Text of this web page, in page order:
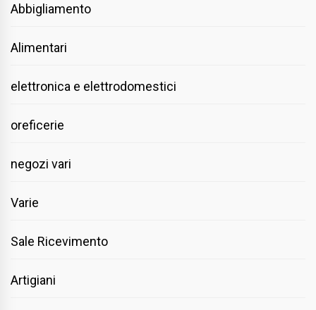
Abbigliamento
Alimentari
elettronica e elettrodomestici
oreficerie
negozi vari
Varie
Sale Ricevimento
Artigiani